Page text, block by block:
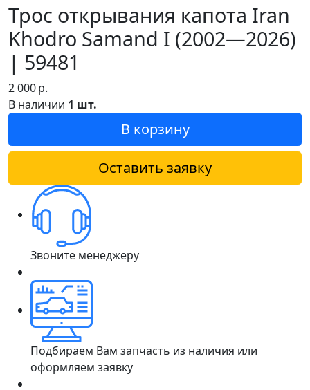
Трос открывания капота Iran
Khodro Samand I (2002—2026)
| 59481
2 000р.
В наличии 1 шт.
В корзину
Оставить заявку
Звоните менеджеру
Подбираем Вам запчасть из наличия или
оформляем заявку